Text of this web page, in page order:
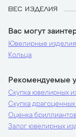
ВЕС ИЗДЕЛИЯ
Вас могут
Ювелирные
Кольца
Рекомендуемые
Скупка ювелирных
Скупка
Оценка
Залог ювелирных